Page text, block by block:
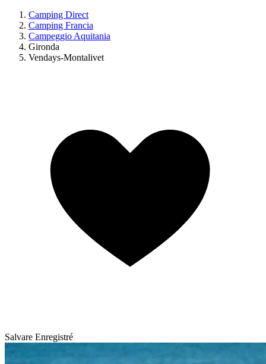
Camping Direct
Camping Francia
Campeggio Aquitania
Gironda
Vendays-Montalivet
Salvare Enregistré